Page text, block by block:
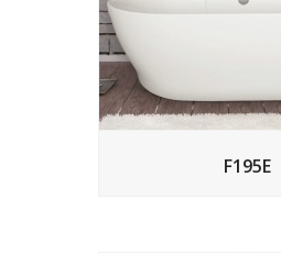
F195E